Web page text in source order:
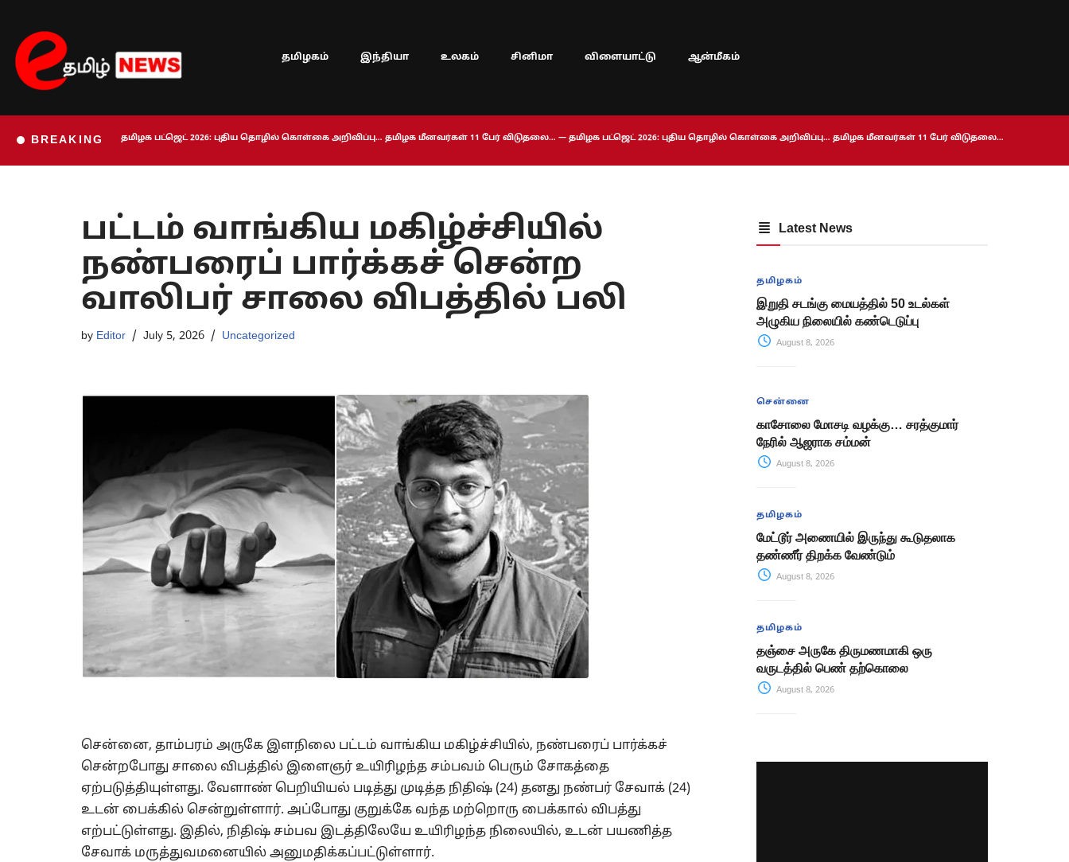
Skip
to
content
தமிழகம் இந்தியா உலகம் சினிமா விளையாட்டு ஆன்மீகம்
BREAKING தமிழக பட்ஜெட் 2026: புதிய தொழில் கொள்கை அறிவிப்பு… தமிழக மீனவர்கள் 11 பேர் விடுதலை… — தமிழக பட்ஜெட் 2026: புதிய தொழில் கொள்கை அறிவிப்பு… தமிழக மீனவர்கள் 11 பேர் விடுதலை…
பட்டம் வாங்கிய மகிழ்ச்சியில்
நண்பரைப் பார்க்கச் சென்ற
வாலிபர் சாலை விபத்தில் பலி
by Editor July 5, 2026 Uncategorized
சென்னை, தாம்பரம் அருகே இளநிலை பட்டம் வாங்கிய மகிழ்ச்சியில், நண்பரைப் பார்க்கச்
சென்றபோது சாலை விபத்தில் இளைஞர் உயிரிழந்த சம்பவம் பெரும் சோகத்தை
ஏற்படுத்தியுள்ளது. வேளாண் பெறியியல் படித்து முடித்த நிதிஷ் (24) தனது நண்பர் சேவாக் (24)
உடன் பைக்கில் சென்றுள்ளார். அப்போது குறுக்கே வந்த மற்றொரு பைக்கால் விபத்து
எற்பட்டுள்ளது. இதில், நிதிஷ் சம்பவ இடத்திலேயே உயிரிழந்த நிலையில், உடன் பயணித்த
சேவாக் மருத்துவமனையில் அனுமதிக்கப்பட்டுள்ளார்.
Latest News
தமிழகம்
இறுதி சடங்கு மையத்தில் 50 உடல்கள்
அழுகிய நிலையில் கண்டெடுப்பு
August 8, 2026
சென்னை
காசோலை மோசடி வழக்கு… சரத்குமார்
நேரில் ஆஜராக சம்மன்
August 8, 2026
தமிழகம்
மேட்டூர் அணையில் இருந்து கூடுதலாக
தண்ணீர் திறக்க வேண்டும்
August 8, 2026
தமிழகம்
தஞ்சை அருகே திருமணமாகி ஒரு
வருடத்தில் பெண் தற்கொலை
August 8, 2026